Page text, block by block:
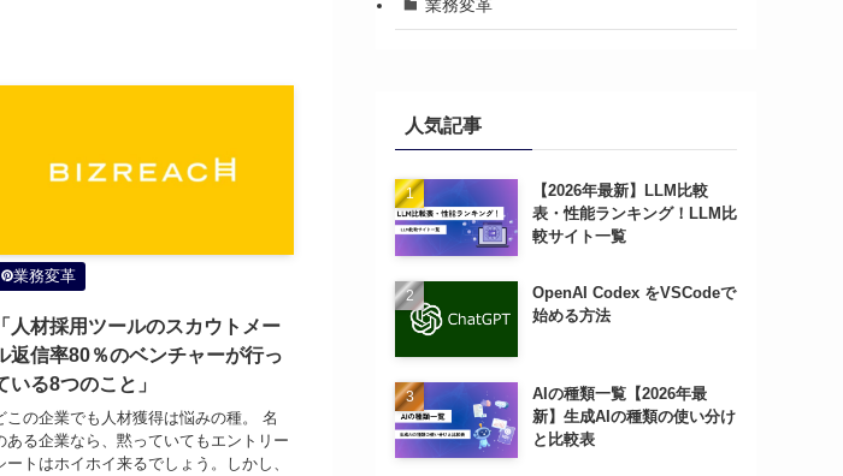
業務変革
「人材採用ツールのスカウトメー
返信率80％のベンチャーが行っ
いる8つのこと」
この企業でも人材獲得は悩みの種。 名
ある企業なら、黙っていてもエントリー
ートはホイホイ来るでしょう。しかし、
業務変革
人気記事
【2026年最新】LLM比較
表・性能ランキング！LLM比
較サイト一覧
OpenAI Codex をVSCodeで
始める方法
AIの種類一覧【2026年最
新】生成AIの種類の使い分け
と比較表